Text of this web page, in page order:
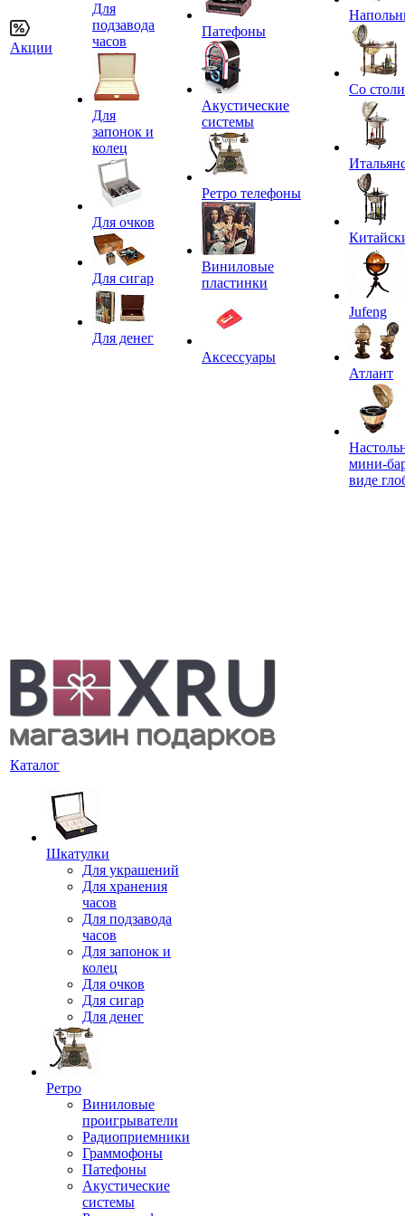
Акции
Для
подзавода
часов
Для
запонок и
колец
Для очков
Для сигар
Для денег
Патефоны
Акустические
системы
Ретро телефоны
Виниловые
пластинки
Аксессуары
Со
Jufeng
Атлант
мини-
виде
Каталог
Шкатулки
Для украшений
Для хранения
часов
Для подзавода
часов
Для запонок и
колец
Для очков
Для сигар
Для денег
Ретро
Виниловые
проигрыватели
Радиоприемники
Граммофоны
Патефоны
Акустические
системы